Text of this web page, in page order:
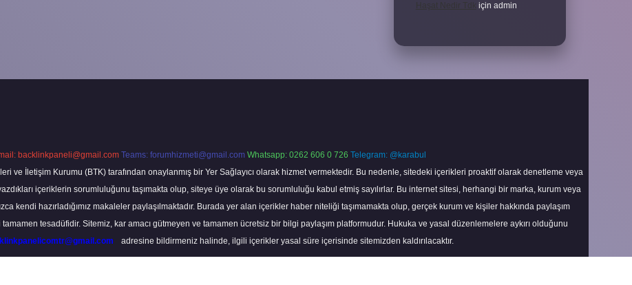
Haşat Nedir Tdk için admin
backlinkpaneli@gmail.com Teams: forumhizmeti@gmail.com Whatsapp: 0262 606 0 726 Telegram: @karabul
ve İletişim Kurumu (BTK) tarafından onaylanmış bir Yer Sağlayıcı olarak hizmet vermektedir. Bu nedenle, sitedeki içerikleri proaktif olarak denetleme veya
içeriklerin sorumluluğunu taşımakta olup, siteye üye olarak bu sorumluluğu kabul etmiş sayılırlar. Bu internet sitesi, herhangi bir marka, kurum veya
kendi hazırladığımız makaleler paylaşılmaktadır. Burada yer alan içerikler haber niteliği taşımamakta olup, gerçek kurum ve kişiler hakkında paylaşım
tesadüfidir. Sitemiz, kar amacı gütmeyen ve tamamen ücretsiz bir bilgi paylaşım platformudur. Hukuka ve yasal düzenlemelere aykırı olduğunu
adresine bildirmeniz halinde, ilgili içerikler yasal süre içerisinde sitemizden kaldırılacaktır.